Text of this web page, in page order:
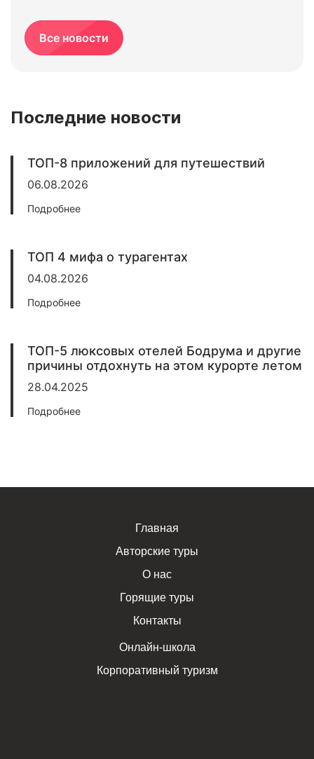
Все новости
Последние новости
ТОП-8 приложений для путешествий
06.08.2026
Подробнее
ТОП 4 мифа о турагентах
04.08.2026
Подробнее
ТОП-5 люксовых отелей Бодрума и другие
причины отдохнуть на этом курорте летом
28.04.2025
Подробнее
Главная
Авторские туры
О нас
Горящие туры
Контакты
Онлайн-школа
Корпоративный туризм